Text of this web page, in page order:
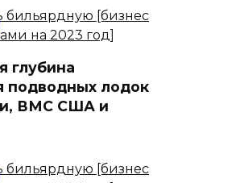
глубина
подводных лодок
ВМС США и